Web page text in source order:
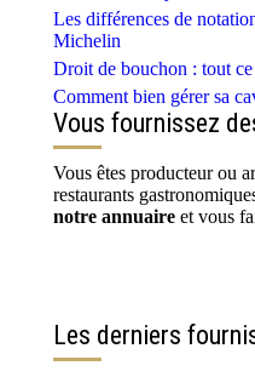
Les différences de
Michelin
Droit de bouchon : tout
Comment bien gérer sa
Vous fournissez
Vous êtes producteur ou
restaurants
notre annuaire et vous
Les derniers